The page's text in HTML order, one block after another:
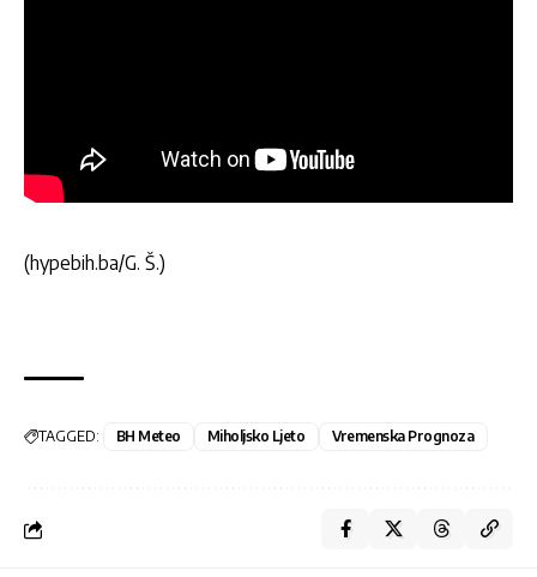
(hypebih.ba/G. Š.)
TAGGED: BH Meteo Miholjsko Ljeto Vremenska Prognoza